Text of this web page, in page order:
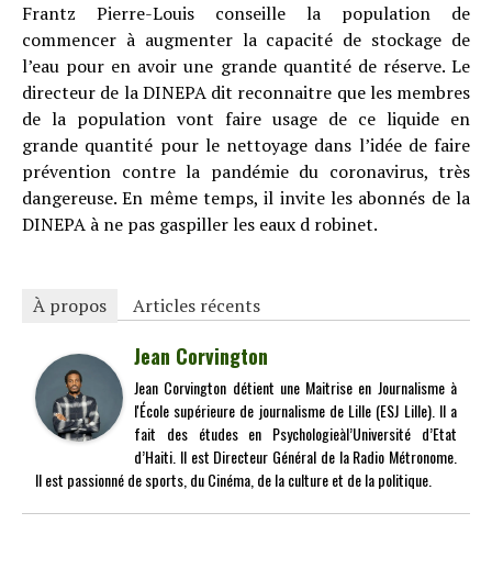
Frantz Pierre-Louis conseille la population de
commencer à augmenter la capacité de stockage de
l’eau pour en avoir une grande quantité de réserve. Le
directeur de la DINEPA dit reconnaitre que les membres
de la population vont faire usage de ce liquide en
grande quantité pour le nettoyage dans l’idée de faire
prévention contre la pandémie du coronavirus, très
dangereuse. En même temps, il invite les abonnés de la
DINEPA à ne pas gaspiller les eaux d robinet.
À propos Articles récents
Jean Corvington
Jean Corvington détient une Maitrise en Journalisme à
l'École supérieure de journalisme de Lille (ESJ Lille). Il a
fait des études en Psychologieàl’Université d’Etat
d’Haiti. Il est Directeur Général de la Radio Métronome.
Il est passionné de sports, du Cinéma, de la culture et de la politique.